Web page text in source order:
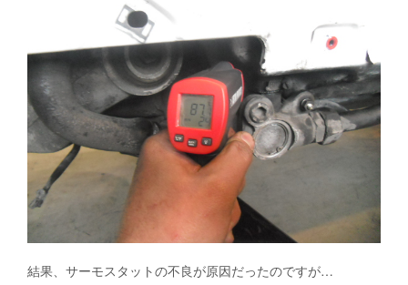
結果、サーモスタットの不良が原因だったのですが…